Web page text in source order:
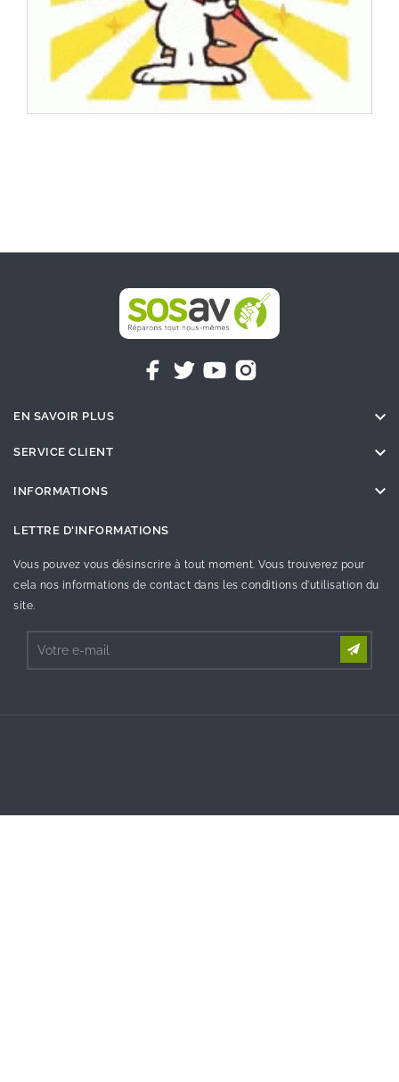
EN SAVOIR PLUS 
SERVICE CLIENT 
INFORMATIONS 
LETTRE D'INFORMATIONS
Vous pouvez vous désinscrire à tout moment. Vous trouverez pour
cela nos informations de contact dans les conditions d'utilisation du
site.